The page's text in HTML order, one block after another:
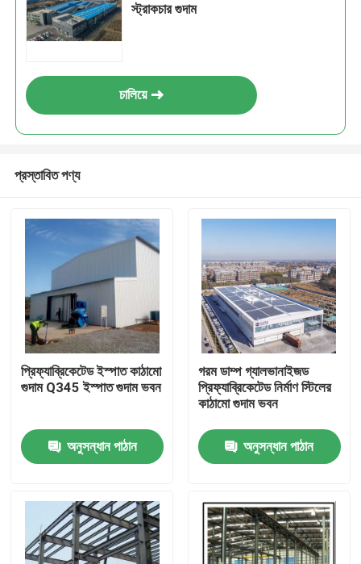
বাড়ি
আমাদের সম্বন্ধে
স্ট্রাকচার গুদাম
চালিয়ে
প্রস্তাবিত পণ্য
প্রিফ্যাব্রিকেটেড ইস্পাত কাঠামো
গুদাম Q345 ইস্পাত গুদাম ভবন
অনুসন্ধান পাঠান
গরম ডাম্প গ্যালভানাইজড
প্রিফ্যাব্রিকেটেড নির্মাণ স্টিলের
কাঠামো গুদাম ভবন
অনুসন্ধান পাঠান